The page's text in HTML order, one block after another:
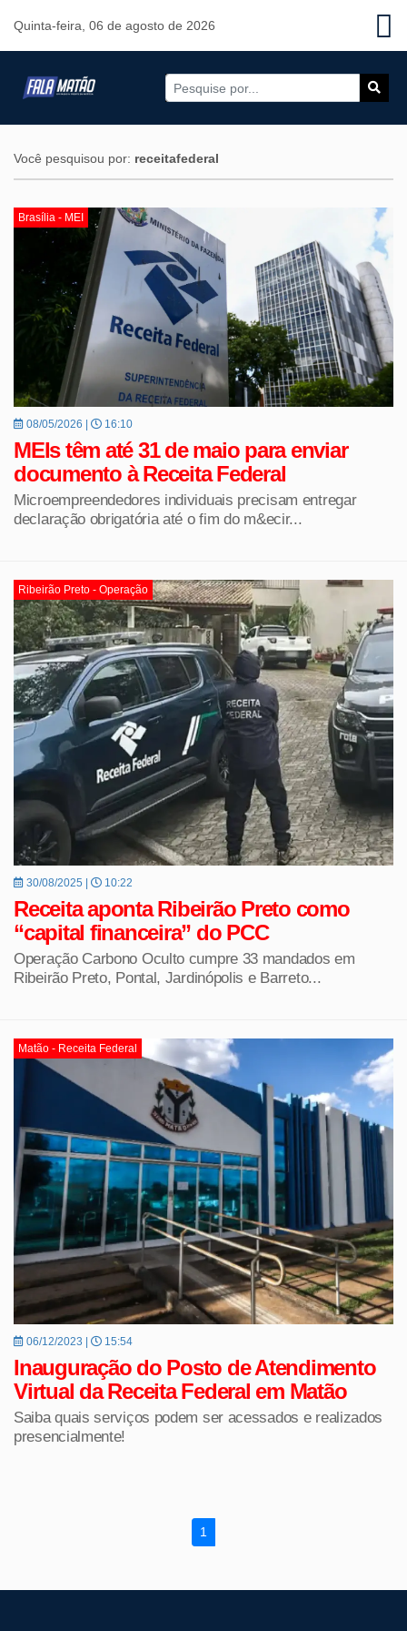
Quinta-feira, 06 de agosto de 2026
Você pesquisou por: receitafederal
Brasília - MEI
08/05/2026 | 16:10
MEIs têm até 31 de maio para enviar
documento à Receita Federal
Microempreendedores individuais precisam entregar
declaração obrigatória até o fim do m&ecir...
Ribeirão Preto - Operação
30/08/2025 | 10:22
Receita aponta Ribeirão Preto como
“capital financeira” do PCC
Operação Carbono Oculto cumpre 33 mandados em
Ribeirão Preto, Pontal, Jardinópolis e Barreto...
Matão - Receita Federal
06/12/2023 | 15:54
Inauguração do Posto de Atendimento
Virtual da Receita Federal em Matão
Saiba quais serviços podem ser acessados e realizados
presencialmente!
1